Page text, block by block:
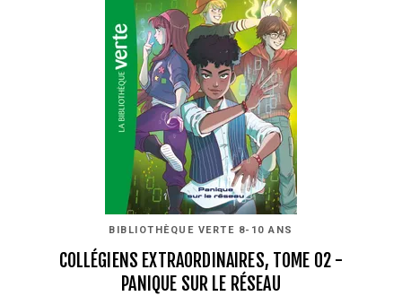
BIBLIOTHÈQUE VERTE 8-10 ANS
COLLÉGIENS EXTRAORDINAIRES, TOME 02 -
PANIQUE SUR LE RÉSEAU